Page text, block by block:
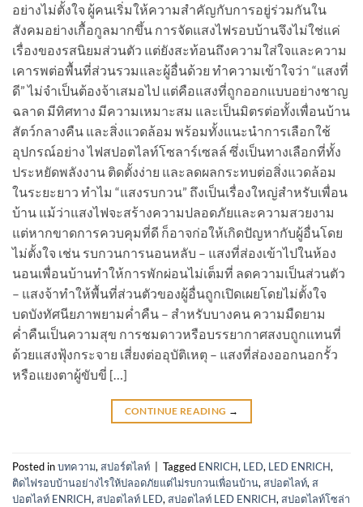
อย่างไม่ตั้งใจ ผู้คนเริ่มให้ความสำคัญกับการอยู่ร่วมกันใน
สังคมอย่างเกื้อกูลมากขึ้น การจัดแสงไฟรอบบ้านจึงไม่ใช่แค่
เรื่องของรสนิยมส่วนตัว แต่ยังสะท้อนถึงความใส่ใจและความ
เคารพต่อพื้นที่ส่วนรวมและผู้อื่นด้วย ทำความเข้าใจว่า “แสงที่
ดี” ไม่จำเป็นต้องจ้าเสมอไป แต่คือแสงที่ถูกออกแบบอย่างชาญ
ฉลาด มีทิศทาง มีความเหมาะสม และเป็นมิตรต่อทั้งเพื่อนบ้าน
สัตว์กลางคืน และสิ่งแวดล้อม พร้อมทั้งแนะนำการเลือกใช้
อุปกรณ์อย่าง ไฟสปอตไลท์โซลาร์เซลล์ ซึ่งเป็นทางเลือกที่ทั้ง
ประหยัดพลังงาน ติดตั้งง่าย และลดผลกระทบต่อสิ่งแวดล้อม
ในระยะยาว ทำไม “แสงรบกวน” ถึงเป็นเรื่องใหญ่สำหรับเพื่อน
บ้าน แม้ว่าแสงไฟจะสร้างความปลอดภัยและความสวยงาม
แต่หากขาดการควบคุมที่ดี ก็อาจก่อให้เกิดปัญหากับผู้อื่นโดย
ไม่ตั้งใจ เช่น รบกวนการนอนหลับ – แสงที่ส่องเข้าไปในห้อง
นอนเพื่อนบ้านทำให้การพักผ่อนไม่เต็มที่ ลดความเป็นส่วนตัว
– แสงจ้าทำให้พื้นที่ส่วนตัวของผู้อื่นถูกเปิดเผยโดยไม่ตั้งใจ
บดบังทัศนียภาพยามค่ำคืน – สำหรับบางคน ความมืดยาม
ค่ำคืนเป็นความสุข การชมดาวหรือบรรยากาศสงบถูกแทนที่
ด้วยแสงฟุ้งกระจาย เสี่ยงต่ออุบัติเหตุ – แสงที่ส่องออกนอกรั้ว
หรือแยงตาผู้ขับขี่ […]
CONTINUE READING →
Posted inบทความ, สปอร์ตไลท์ Tagged ENRICH, LED, LED ENRICH,
ติดไฟรอบบ้านอย่างไรให้ปลอดภัยแต่ไม่รบกวนเพื่อนบ้าน, สปอตไลท์, ส
ปอตไลท์ ENRICH, สปอตไลท์ LED, สปอตไลท์ LED ENRICH, สปอตไลท์โซล่า